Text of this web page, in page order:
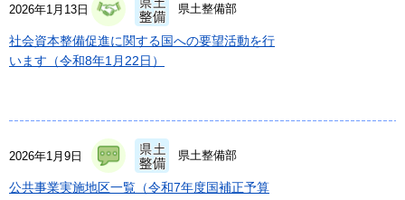
2026年1月13日 県土整備部
社会資本整備促進に関する国への要望活動を行
います（令和8年1月22日）
2026年1月9日 県土整備部
公共事業実施地区一覧（令和7年度国補正予算